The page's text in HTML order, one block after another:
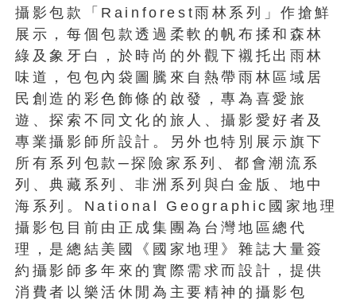
攝影包款「Rainforest雨林系列」作搶鮮
展示，每個包款透過柔軟的帆布揉和森林
綠及象牙白，於時尚的外觀下襯托出雨林
味道，包包內袋圖騰來自熱帶雨林區域居
民創造的彩色飾條的啟發，專為喜愛旅
遊、探索不同文化的旅人、攝影愛好者及
專業攝影師所設計。另外也特別展示旗下
所有系列包款─探險家系列、都會潮流系
列、典藏系列、非洲系列與白金版、地中
海系列。National Geographic國家地理
攝影包目前由正成集團為台灣地區總代
理，是總結美國《國家地理》雜誌大量簽
約攝影師多年來的實際需求而設計，提供
消費者以樂活休閒為主要精神的攝影包